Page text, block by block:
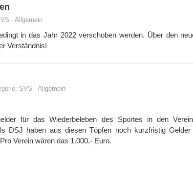
- Allgemein
in das Jahr 2022 verschoben werden. Über den
Verständnis!
SVS - Allgemein
für das Wiederbeleben des Sportes in den
DSJ haben aus diesen Töpfen noch kurzfristig Gelder
Verein wären das 1.000,- Euro.